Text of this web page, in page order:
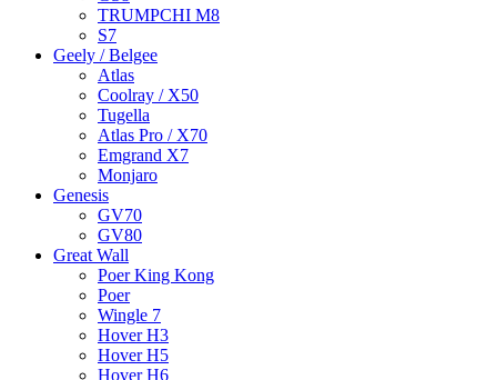
TRUMPCHI M8
S7
Geely / Belgee
Atlas
Coolray / X50
Tugella
Atlas Pro / X70
Emgrand X7
Monjaro
Genesis
GV70
GV80
Great Wall
Poer King Kong
Poer
Wingle 7
Hover H3
Hover H5
Hover H6